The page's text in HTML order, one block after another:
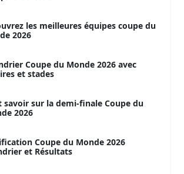
les meilleures équipes coupe du
2026
Coupe du Monde 2026 avec
et stades
savoir sur la demi-finale Coupe du
2026
Coupe du Monde 2026
et Résultats